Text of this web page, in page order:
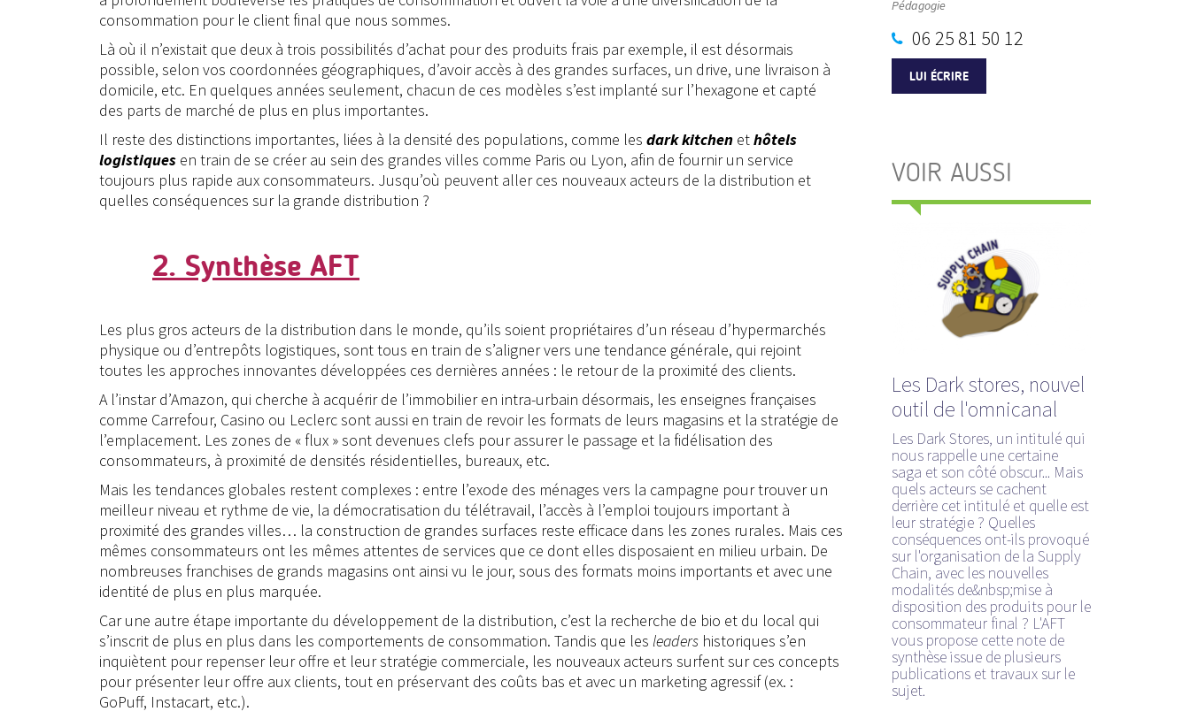
consommation pour le client final que nous sommes.
Là où il n’existait que deux à trois possibilités d’achat pour des produits frais par exemple, il est désormais
possible, selon vos coordonnées géographiques, d’avoir accès à des grandes surfaces, un drive, une livraison à
domicile, etc. En quelques années seulement, chacun de ces modèles s’est implanté sur l’hexagone et capté
des parts de marché de plus en plus importantes.
Il reste des distinctions importantes, liées à la densité des populations, comme les dark kitchen ethôtels
logistiques en train de se créer au sein des grandes villes comme Paris ou Lyon, afin de fournir un service
toujours plus rapide aux consommateurs. Jusqu’où peuvent aller ces nouveaux acteurs de la distribution et
quelles conséquences sur la grande distribution ?
2. Synthèse AFT
Les plus gros acteurs de la distribution dans le monde, qu’ils soient propriétaires d’un réseau d’hypermarchés
physique ou d’entrepôts logistiques, sont tous en train de s’aligner vers une tendance générale, qui rejoint
toutes les approches innovantes développées ces dernières années : le retour de la proximité des clients.
A l’instar d’Amazon, qui cherche à acquérir de l’immobilier en intra-urbain désormais, les enseignes françaises
comme Carrefour, Casino ou Leclerc sont aussi en train de revoir les formats de leurs magasins et la stratégie de
l’emplacement. Les zones de « flux » sont devenues clefs pour assurer le passage et la fidélisation des
consommateurs, à proximité de densités résidentielles, bureaux, etc.
Mais les tendances globales restent complexes : entre l’exode des ménages vers la campagne pour trouver un
meilleur niveau et rythme de vie, la démocratisation du télétravail, l’accès à l’emploi toujours important à
proximité des grandes villes… la construction de grandes surfaces reste efficace dans les zones rurales. Mais ces
mêmes consommateurs ont les mêmes attentes de services que ce dont elles disposaient en milieu urbain. De
nombreuses franchises de grands magasins ont ainsi vu le jour, sous des formats moins importants et avec une
identité de plus en plus marquée.
Car une autre étape importante du développement de la distribution, c’est la recherche de bio et du local qui
s’inscrit de plus en plus dans les comportements de consommation. Tandis que les leaders historiques s’en
inquiètent pour repenser leur offre et leur stratégie commerciale, les nouveaux acteurs surfent sur ces concepts
pour présenter leur offre aux clients, tout en préservant des coûts bas et avec un marketing agressif (ex. :
GoPuff, Instacart, etc.).
Pédagogie
06 25 81 50 12
LUI ÉCRIRE
VOIR AUSSI
Les Dark stores, nouvel
outil de l'omnicanal
Les Dark Stores, un intitulé qui
nous rappelle une certaine
saga et son côté obscur... Mais
quels acteurs se cachent
derrière cet intitulé et quelle est
leur stratégie ? Quelles
conséquences ont-ils provoqué
sur l'organisation de la Supply
Chain, avec les nouvelles
modalités de&nbsp;mise à
disposition des produits pour le
consommateur final ? L'AFT
vous propose cette note de
synthèse issue de plusieurs
publications et travaux sur le
sujet.